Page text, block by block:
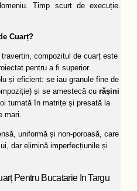
Timp scurt de execuție.
Cuarț?
compozitul de cuarț este
pentru a fi superior.
și eficient: se iau granule fine de
și se amestecă cu rășini
turnată în matrițe și presată la
mari.
uniformă și non-poroasă, care
dar elimină imperfecțiunile și
Pentru Bucatarie In Targu